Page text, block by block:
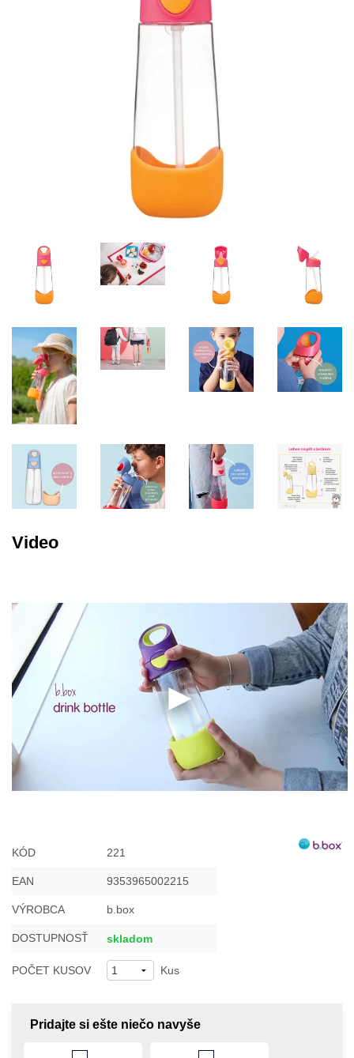
Video
KÓD 221
EAN 9353965002215
VÝROBCA b.box
DOSTUPNOSŤ skladom
POČET KUSOV Kus
Pridajte si ešte niečo navyše